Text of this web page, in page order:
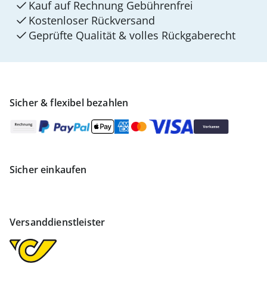
Sicher & flexibel bezahlen
Sicher einkaufen
Versanddienstleister
Kauf auf Rechnung Gebührenfrei
Kostenloser Rückversand
Geprüfte Qualität & volles Rückgaberecht